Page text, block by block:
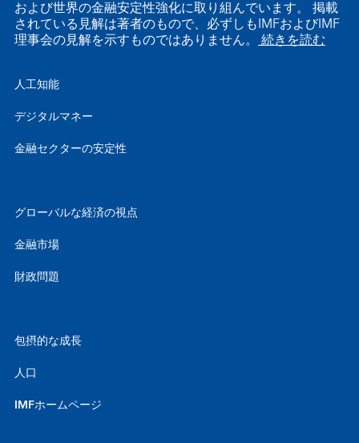
および世界の金融安定性強化に取り組んでいます。 掲載
されている見解は著者のもので、必ずしもIMFおよびIMF
理事会の見解を示すものではありません。 続きを読む
人工知能
デジタルマネー
金融セクターの安定性
グローバルな経済の視点
金融市場
財政問題
包摂的な成長
人口
IMFホームページ